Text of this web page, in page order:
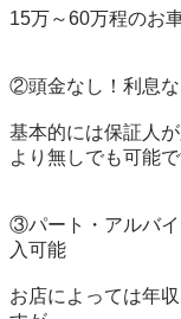
15万～60万程のお
②頭金なし！利息な
基本的には保証人
より無しでも可能で
③パート・アルバ
入可能
お店によっては年